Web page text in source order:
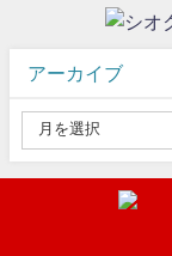
アーカイブ